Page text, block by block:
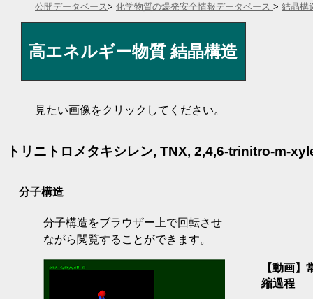
公開データベース> 化学物質の爆発安全情報データベース > 結晶構
高エネルギー物質 結晶構造
見たい画像をクリックしてください。
トリニトロメタキシレン, TNX, 2,4,6-trinitro-m-
分子構造
分子構造をブラウザー上で回転させ
ながら閲覧することができます。
【動画
縮過程